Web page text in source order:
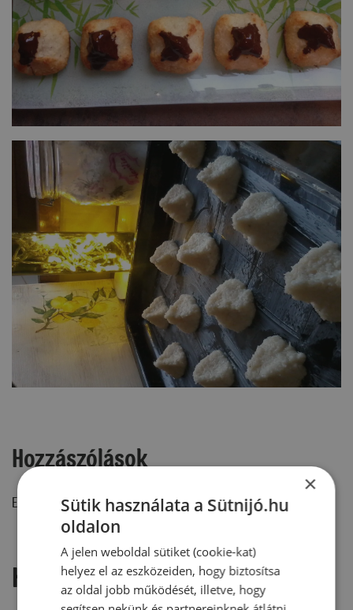
Hozzászólások
Ehhez a recepthez még nem érkezett hozzászólás.
Hozzászólás írása
×
Sütik használata a Sütnijó.hu
oldalon
A jelen weboldal sütiket (cookie-kat)
helyez el az eszközeiden, hogy biztosítsa
az oldal jobb működését, illetve, hogy